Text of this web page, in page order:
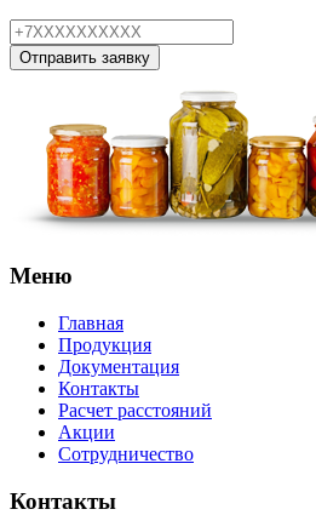
Отправить заявку
Меню
Главная
Продукция
Документация
Контакты
Расчет расстояний
Акции
Сотрудничество
Контакты